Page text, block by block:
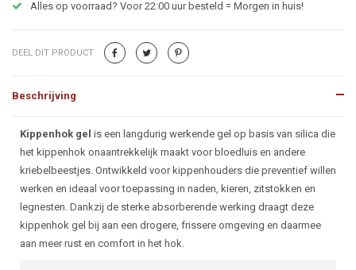
Alles op voorraad? Voor 22:00 uur besteld = Morgen in huis!
DEEL DIT PRODUCT
Beschrijving
Beschrijving
Kippenhok gel is een langdurig werkende gel op basis van silica die
het kippenhok onaantrekkelijk maakt voor bloedluis en andere
kriebelbeestjes. Ontwikkeld voor kippenhouders die preventief willen
werken en ideaal voor toepassing in naden, kieren, zitstokken en
legnesten. Dankzij de sterke absorberende werking draagt deze
kippenhok gel bij aan een drogere, frissere omgeving en daarmee
aan meer rust en comfort in het hok.